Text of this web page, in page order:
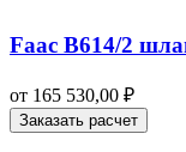
Faac B614/2
от 165 530,00 ₽
Заказать расчет